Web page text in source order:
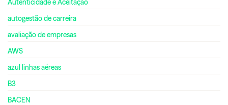
Autenticidade e Aceitação
autogestão de carreira
avaliação de empresas
AWS
azul linhas aéreas
B3
BACEN